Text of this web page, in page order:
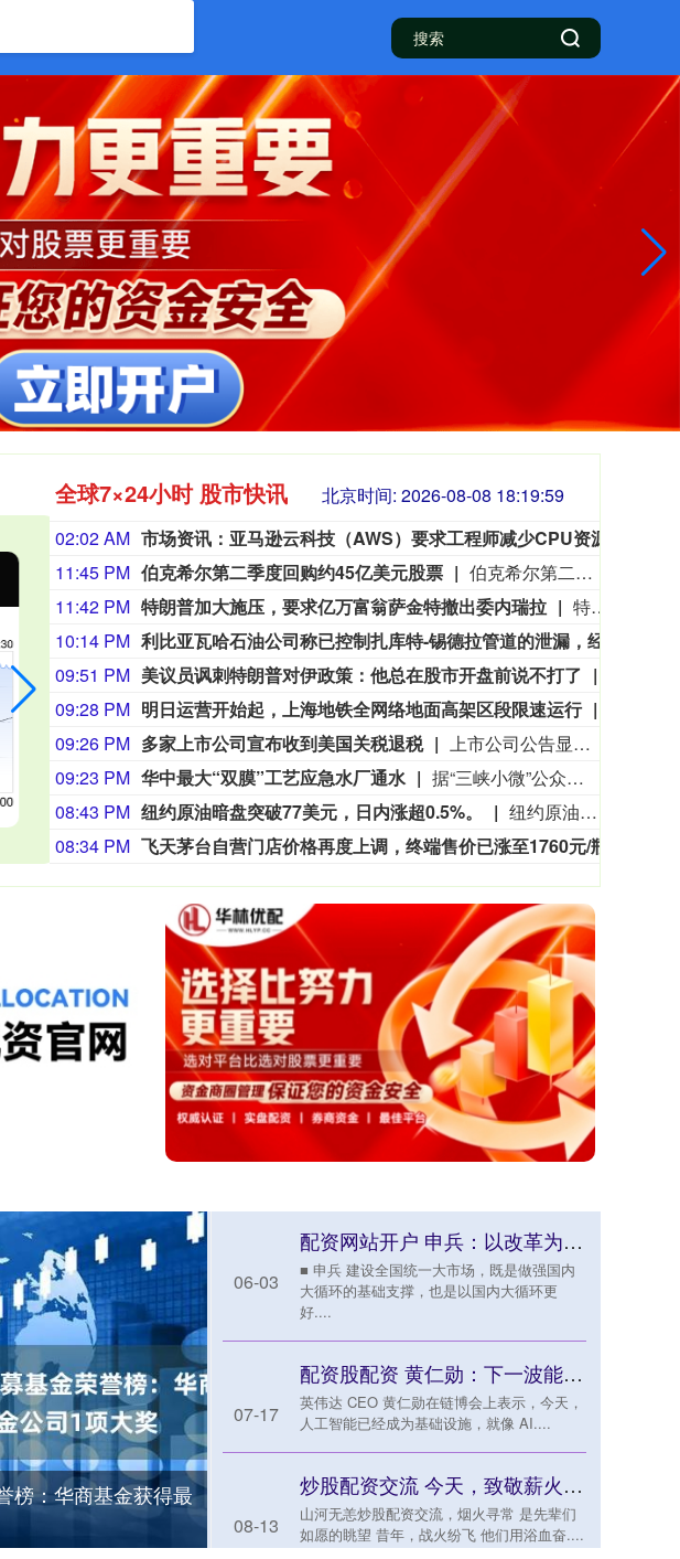
创业板指 3563.12 47.56 1.35% 基金指数
全球7×24小时 股市快讯 北京时间: 2026-08-08 18:20:00
02:02 AM
11:45 PM 伯克希尔第二季度回购约45亿美元股票
伯克希尔第二季度斥资约45亿美元回购自身股票，并在期内买入近200亿美元股票，显示首席执行官阿贝尔正将公司庞大的现金储备更多投入市场。 伯克希尔第一季度开始回购股票，为一年多来的首次。阿贝尔今年早些时候表示，公司重新启动回购，是因为管理层认为股票的“内在价值”高于其市场价格。 CFRA Research分析师Cathy Seifert表示：“投资者会受到回购举措的鼓舞。这也是Greg接掌公司并彰显其主导地位的一种方式。” 此次股票回购为股东带来了自2021年以来规模最大的季度资本回报。伯克希尔第二季度现金储备降至3655亿美元，低于前一季度的约3970亿美元。
11:42 PM 特朗普加大施压，要求亿万富翁萨金特撤出委内瑞拉
特朗普政府正加大力度施压佛罗里达石油大亨、共和党捐赠人哈里·萨金特三世，要求其从委内瑞拉撤资。美国财政部周五冻结了萨金特旗下一家离岸公司的资产，该公司参与委内瑞拉石油开采业务。消息人士称，与此同时，财政部出具许可文件，准许他处置退出该企业的相关权益。美国财政部外国资产控制办公室对萨金特的蓝浪地产有限公司实施处罚，该公司目前按遭制裁状态开展业务。
10:14 PM
09:51 PM 美议员讽刺特朗普对伊政策：他总在股市开盘前说不打了
09:28 PM 明日运营开始起，上海地铁全网络地面高架区段限速运行
09:26 PM 多家上市公司宣布收到美国关税退税
上市公司公告显示，自7月以来，多家公司宣布已经收到美国关税退税。根据美国最高法院今年2月裁定，《国际紧急经济权力法》不授权总统征收大规模关税。美国国际贸易法院随后下令海关办理相关退款。海关与边境保护局4月20日启动第一阶段退款工作，首批退款于5月11日前后发放。美国海关与边境保护局官员本月4日披露的信息显示，截至7月底，该部门已处理完毕约1000亿美元关税的退款流程并把相关信息提供给财政部用于付款。（中新社）
09:23 PM 华中最大“双膜”工艺应急水厂通水
据“三峡小微”公众号消息，8月8日，由三峡集团所属长江环保集团、武汉市水务集团等共同投资建设的华中地区规模最大的“双膜”工艺应急水厂——武汉梁子湖应急水厂并网通水，标志着武汉市江南区域正式构建起“一江一湖”双水源互为备援、灵活调度的供水新格局，为片区660万市民用水安全提供坚实保障。
08:43 PM 纽约原油暗盘突破77美元，日内涨超0.5%。
纽约原油暗盘突破77美元，日内涨超0.5%。
08:34 PM
榜：华商基金获得最
配资网站开户 申兵：以改革为牵引建设更高水平的全国统一大市场
■ 申兵 建设全国统一大市场，既是做强国内
大循环的基础支撑，也是以国内大循环更
好....
06-03
配资股配资 黄仁勋：下一波能够理解物理世界，并且执行任务的AI将在10年内出现
英伟达 CEO 黄仁勋在链博会上表示，今天，
人工智能已经成为基础设施，就像 AI....
07-17
炒股配资交流 今天，致敬薪火相传的他们！_大皖新闻 | 安徽网
山河无恙炒股配资交流，烟火寻常 是先辈们
如愿的眺望 昔年，战火纷飞 他们用浴血奋....
08-13